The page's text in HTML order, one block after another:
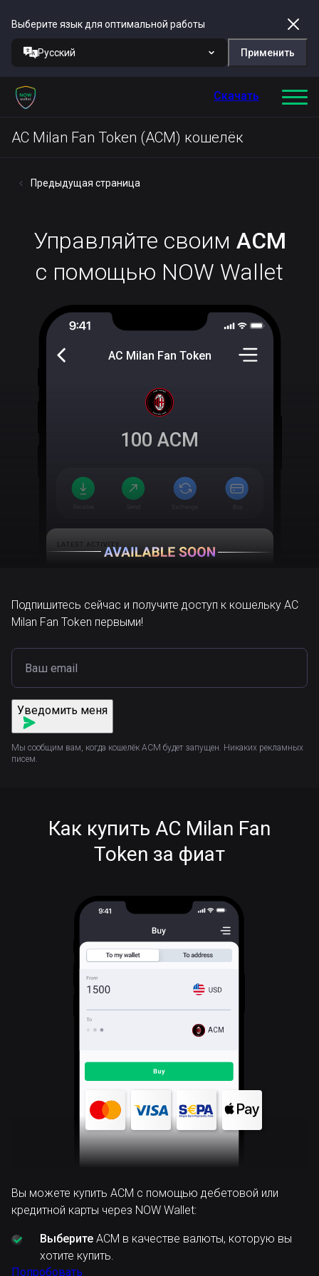
Выберите язык для оптимальной работы
Русский Применить
Скачать
AC Milan Fan Token (ACM) кошелёк
Предыдущая страница
Управляйте своим ACM
с помощью NOW Wallet
AC Milan Fan Token
100 ACM
Подпишитесь сейчас и получите доступ к кошельку AC
Milan Fan Token первыми!
Уведомить меня
Мы сообщим вам, когда кошелёк ACM будет запущен. Никаких рекламных
писем.
Как купить AC Milan Fan
Token за фиат
ACM
Вы можете купить ACM с помощью дебетовой или
кредитной карты через NOW Wallet:
Выберите ACM в качестве валюты, которую вы
хотите купить.
Попробовать